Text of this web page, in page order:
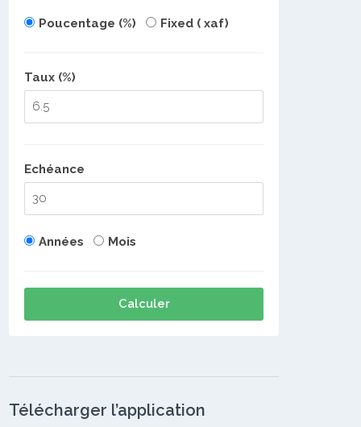
Poucentage (%) Fixed ( xaf)
Taux (%)
Echéance
Années Mois
Calculer
Télécharger l’application